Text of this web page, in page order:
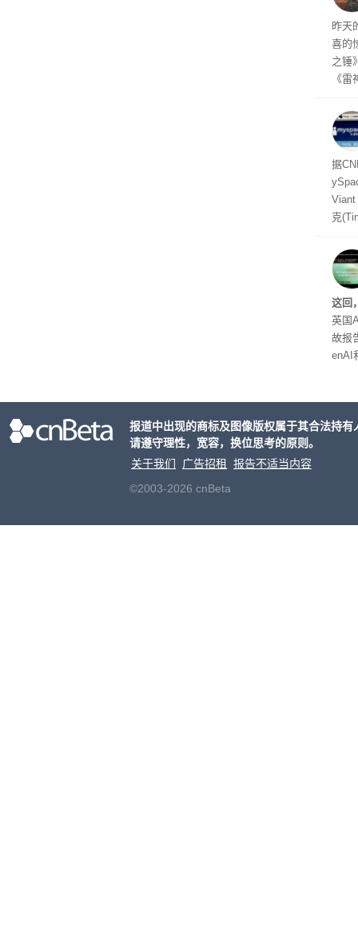
线
昨天
喜的
之锤
《
ox
出震
据
Viant
克
合
户对
算
老牌
这回
英国
故报
enAI
报道中出现的商标及图像版权属于其合法持
请遵守理性，宽容，换位思考的原则。
关于我们
广告招租
报告不适当内容
©2003-2026 cnBeta